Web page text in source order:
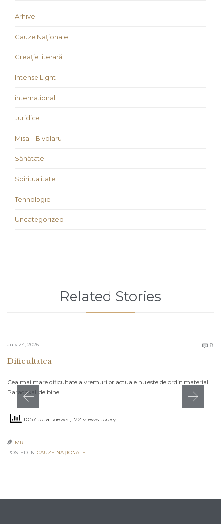
Arhive
Cauze Naţionale
Creaţie literară
Intense Light
international
Juridice
Misa – Bivolaru
Sănătate
Spiritualitate
Tehnologie
Uncategorized
Related Stories
July 24, 2026  8
Dificultatea
Cea mai mare dificultate a vremurilor actuale nu este de ordin material.
Paradoxal, de bine…
1057 total views , 172 views today
 MR
POSTED IN: CAUZE NAŢIONALE